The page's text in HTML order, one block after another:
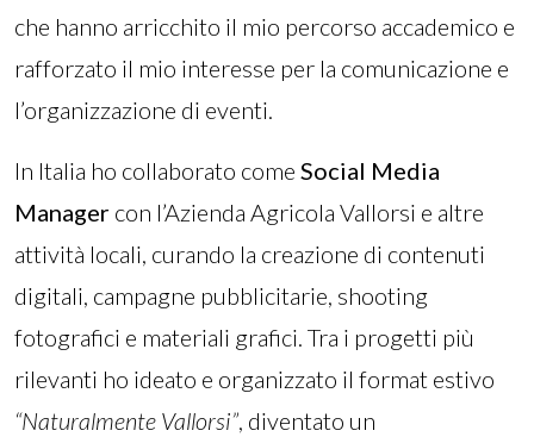
che hanno arricchito il mio percorso accademico e
rafforzato il mio interesse per la comunicazione e
l’organizzazione di eventi.
In Italia ho collaborato come Social Media
Manager con l’Azienda Agricola Vallorsi e altre
attività locali, curando la creazione di contenuti
digitali, campagne pubblicitarie, shooting
fotografici e materiali grafici. Tra i progetti più
rilevanti ho ideato e organizzato il format estivo
“Naturalmente Vallorsi”, diventato un